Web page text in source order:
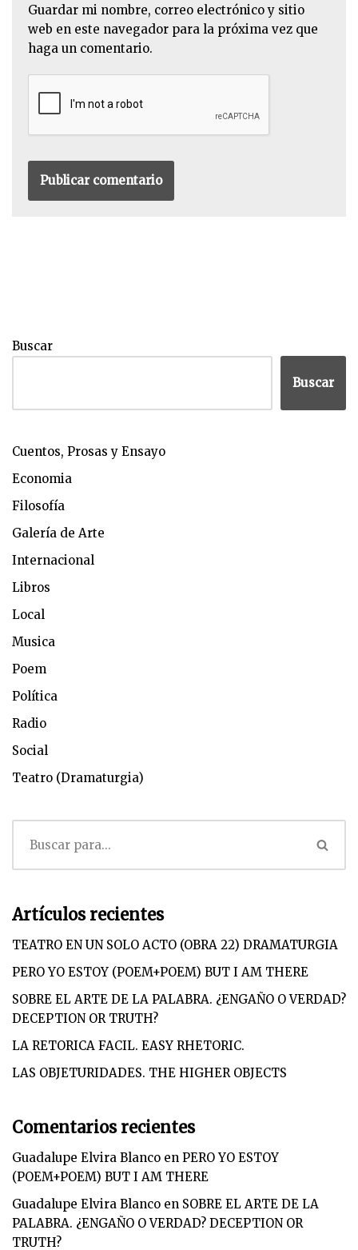
Guardar mi nombre, correo electrónico y sitio
web en este navegador para la próxima vez que
haga un comentario.
Buscar
Buscar
Cuentos, Prosas y Ensayo
Economia
Filosofía
Galería de Arte
Internacional
Libros
Local
Musica
Poem
Política
Radio
Social
Teatro (Dramaturgia)
Artículos recientes
TEATRO EN UN SOLO ACTO (OBRA 22) DRAMATURGIA
PERO YO ESTOY (POEM+POEM) BUT I AM THERE
SOBRE EL ARTE DE LA PALABRA. ¿ENGAÑO O VERDAD?
DECEPTION OR TRUTH?
LA RETORICA FACIL. EASY RHETORIC.
LAS OBJETURIDADES. THE HIGHER OBJECTS
Comentarios recientes
Guadalupe Elvira Blanco en PERO YO ESTOY
(POEM+POEM) BUT I AM THERE
Guadalupe Elvira Blanco en SOBRE EL ARTE DE LA
PALABRA. ¿ENGAÑO O VERDAD? DECEPTION OR
TRUTH?